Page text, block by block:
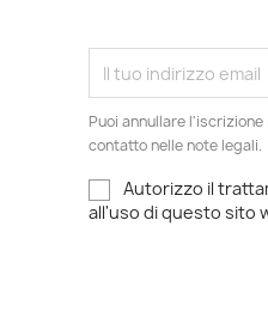
Puoi annullare
contatto nelle note legali.
Autorizzo il
all'uso di questo sito